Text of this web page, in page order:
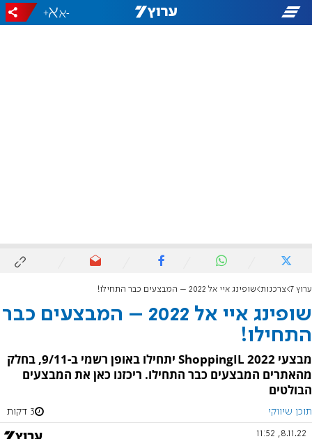
-
+
ערוץ 7 צרכנות שופינג איי אל 2022 – המבצעים כבר התחילו!
שופינג איי אל 2022 – המבצעים כבר
התחילו!
מבצעי 2022 ShoppingIL יתחילו באופן רשמי ב-9/11, בחלק
מהאתרים המבצעים כבר התחילו. ריכזנו כאן את המבצעים
הבולטים
תוכן שיווקי 3 דקות
8.11.22, 11:52